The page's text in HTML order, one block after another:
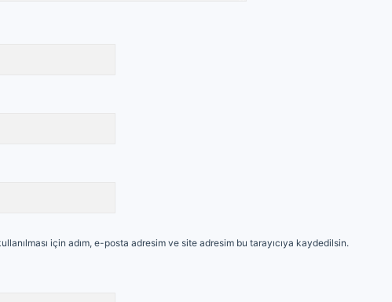
için adım, e-posta adresim ve site adresim bu tarayıcıya kaydedilsin.